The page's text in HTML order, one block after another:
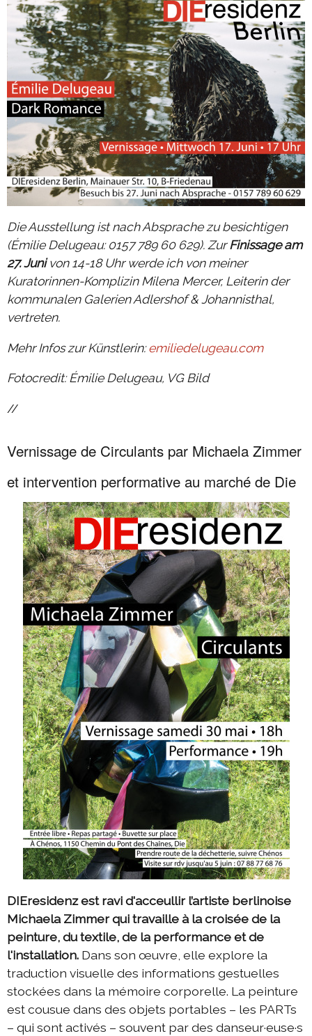
Die Ausstellung ist nach Absprache zu besichtigen
(Émilie Delugeau: 0157 789 60 629). ZurFinissage am
27. Junivon 14-18 Uhr werde ich von meiner
Kuratorinnen-Komplizin Milena Mercer, Leiterin der
kommunalen Galerien Adlershof & Johannisthal,
vertreten.
Mehr Infos zur Künstlerin:emiliedelugeau.com
Fotocredit: Émilie Delugeau, VG Bild
//
Vernissage de Circulants par Michaela Zimmer
et intervention performative au marché de Die
DIEresidenz est ravi d'acceullir l’artiste berlinoise
Michaela Zimmer qui travaille à la croisée de la
peinture, du textile, de la performance et de
l'installation. Dans son œuvre, elle explore la
traduction visuelle des informations gestuelles
stockées dans la mémoire corporelle. La peinture
est cousue dans des objets portables – les PARTs
– qui sont activés – souvent par des danseur·euse·s